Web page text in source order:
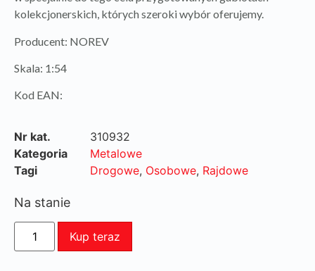
kolekcjonerskich, których szeroki wybór oferujemy.
Producent: NOREV
Skala: 1:54
Kod EAN:
Nr kat.
310932
Kategoria
Metalowe
Tagi
Drogowe, Osobowe, Rajdowe
Na stanie
Kup teraz